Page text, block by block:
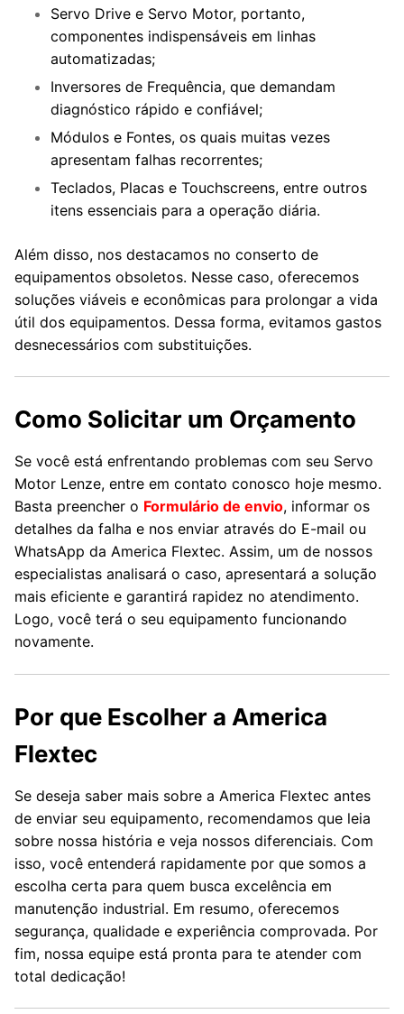
Servo Drive e Servo Motor, portanto,
componentes indispensáveis em linhas
automatizadas;
Inversores de Frequência, que demandam
diagnóstico rápido e confiável;
Módulos e Fontes, os quais muitas vezes
apresentam falhas recorrentes;
Teclados, Placas e Touchscreens, entre outros
itens essenciais para a operação diária.
Além disso, nos destacamos no conserto de
equipamentos obsoletos. Nesse caso, oferecemos
soluções viáveis e econômicas para prolongar a vida
útil dos equipamentos. Dessa forma, evitamos gastos
desnecessários com substituições.
Como Solicitar um Orçamento
Se você está enfrentando problemas com seu Servo
Motor Lenze, entre em contato conosco hoje mesmo.
Basta preencher o Formulário de envio, informar os
detalhes da falha e nos enviar através do E-mail ou
WhatsApp da America Flextec. Assim, um de nossos
especialistas analisará o caso, apresentará a solução
mais eficiente e garantirá rapidez no atendimento.
Logo, você terá o seu equipamento funcionando
novamente.
Por que Escolher a America
Flextec
Se deseja saber mais sobre a America Flextec antes
de enviar seu equipamento, recomendamos que leia
sobre nossa história e veja nossos diferenciais. Com
isso, você entenderá rapidamente por que somos a
escolha certa para quem busca excelência em
manutenção industrial. Em resumo, oferecemos
segurança, qualidade e experiência comprovada. Por
fim, nossa equipe está pronta para te atender com
total dedicação!